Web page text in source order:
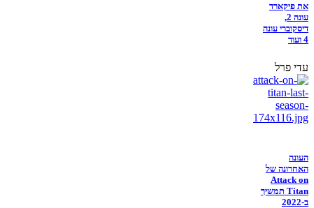
את פיקארד
עונה 2,
דיסקוברי עונה
4 ועוד
עדי פרל
העונה
האחרונה של
Attack on
Titan תמשיך
ב-2022